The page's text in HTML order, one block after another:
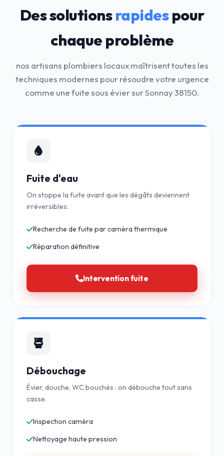
Des solutionsrapidespour
chaque problème
nos artisans plombiers locaux maîtrisent toutes les
techniques modernes pour résoudre votre urgence
comme une fuite sous évier sur Sonnay 38150.
Fuite d'eau
On stoppe la fuite avant que les dégâts deviennent
irréversibles.
Recherche de fuite par caméra thermique
Réparation définitive
Intervention fuite
Débouchage
Évier, douche, WC bouchés : on débouche tout sans
casse.
Inspection caméra
Nettoyage haute pression